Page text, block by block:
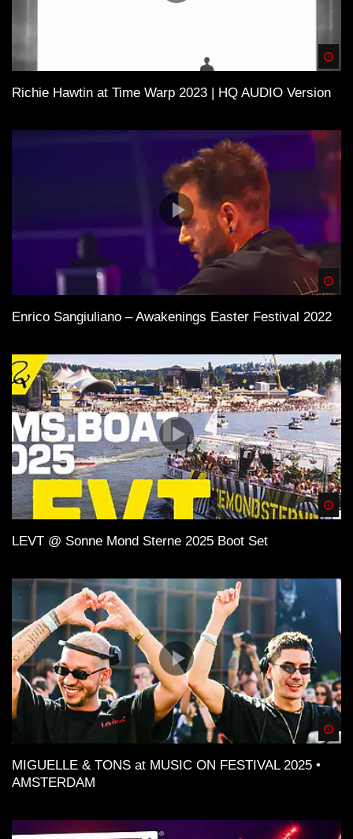
Richie Hawtin at Time Warp 2023 | HQ AUDIO Version
Enrico Sangiuliano – Awakenings Easter Festival 2022
LEVT @ Sonne Mond Sterne 2025 Boot Set
MIGUELLE & TONS at MUSIC ON FESTIVAL 2025 •
AMSTERDAM